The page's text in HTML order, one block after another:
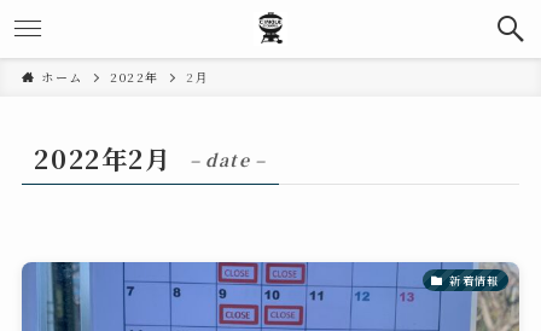
ホーム 2022年 2月
2022年2月 – date –
新着情報